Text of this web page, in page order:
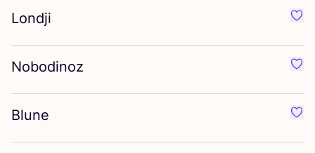
Londji
Nobodinoz
Blune